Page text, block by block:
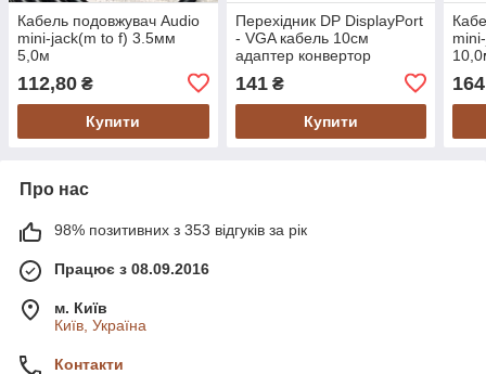
Кабель подовжувач Audio
mini-jack(m to f) 3.5мм
5,0м
112,80 ₴
Купити
Перехідник DP DisplayPort
- VGA кабель 10см
адаптер конвертор
141₴
Купити
Про нас
98% позитивних з 353 відгуків за рік
Працює з 08.09.2016
м. Київ
Київ, Україна
Контакти